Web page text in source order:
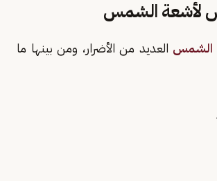
لأشعة الشمس
الشمس العديد من الأضرار، ومن بينها ما